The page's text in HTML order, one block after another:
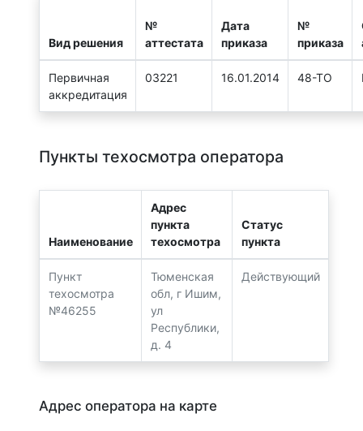
Вид решения
№
аттестата
Дата
приказа
№
приказа
Первичная
аккредитация
03221 16.01.2014 48-ТО
Пункты техосмотра оператора
Наименование
Адрес
пункта
техосмотра
Статус
пункта
Пункт
техосмотра
№46255
Тюменская
обл, г Ишим,
ул
Республики,
д. 4
Действующий
Адрес оператора на карте